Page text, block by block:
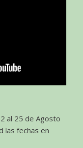
al 25 de Agosto
las fechas en